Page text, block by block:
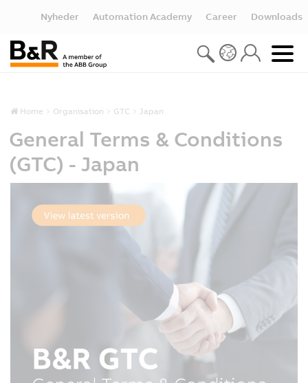
Nyheder Automation Academy Career Downloads
Home Organisation GTC Japan
General Terms & Conditions
(GTC) - Japan